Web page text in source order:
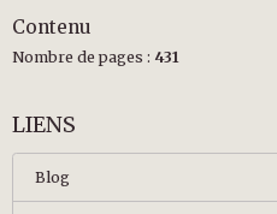
Contenu
Nombre de pages : 431
LIENS
Blog